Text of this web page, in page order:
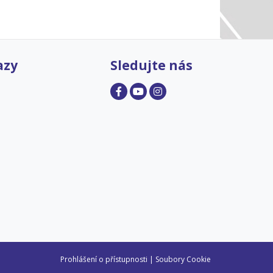
Sledujte nás
Prohlášení o přístupnosti | Soubory Cookie